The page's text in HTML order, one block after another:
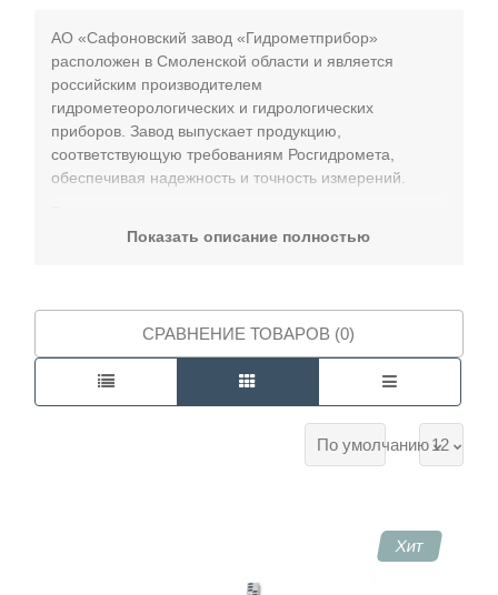
АО «Сафоновский завод «Гидрометприбор»
расположен в Смоленской области и является
российским производителем
гидрометеорологических и гидрологических
приборов. Завод выпускает продукцию,
соответствующую требованиям Росгидромета,
обеспечивая надежность и точность измерений.
измерения скорости течения воды,уровнемеры
и государственных структурах.
Заказать продукцию с официальной гарантией и
доставкой по всей России вы можете в КИП-Лабс.
Работаем с госструктурами по 44-ФЗ, 223-ФЗ, 275-
Показать описание полностью
СРАВНЕНИЕ ТОВАРОВ (0)
12
По умолчанию
Хит